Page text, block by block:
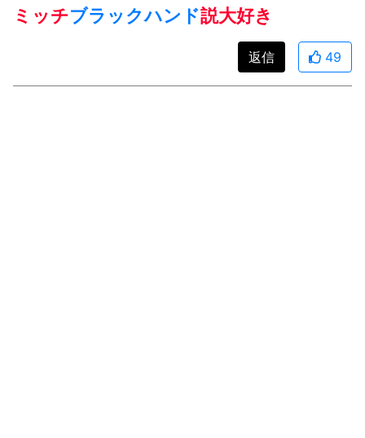
ミッチブラックハンド説大好き
返信 49